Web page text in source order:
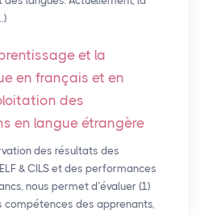
et la
en français et en
des
en langue étrangère
des résultats des
& CILS et des performances
nous permet d’évaluer (1)
compétences des apprenants,